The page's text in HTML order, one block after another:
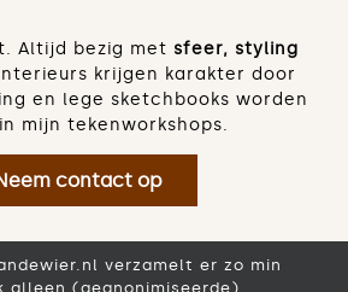
Altijd bezig met sfeer, styling
krijgen karakter door
en lege sketchbooks worden
mijn tekenworkshops.
contact op
verzamelt er zo min
alleen (geanonimiseerde)